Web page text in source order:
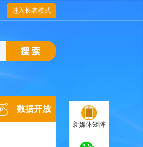
进入长者模式
数据开放
新媒体矩阵